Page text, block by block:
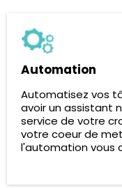
Automation
Automatisez vos
avoir un assistant
service de votre
votre coeur de
l'automation vous